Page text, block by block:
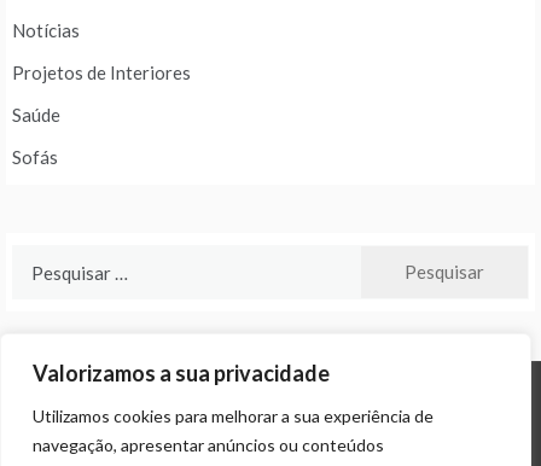
Valorizamos a sua privacidade
Utilizamos cookies para melhorar a sua experiência de
navegação, apresentar anúncios ou conteúdos
Notícias
Projetos de Interiores
Saúde
Sofás
© ALL RIGHTS RESERVED 2024 THEME: PROMOS BYTEMPLATE SELL